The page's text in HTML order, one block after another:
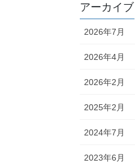
アーカイブ
2026年7月
2026年4月
2026年2月
2025年2月
2024年7月
2023年6月